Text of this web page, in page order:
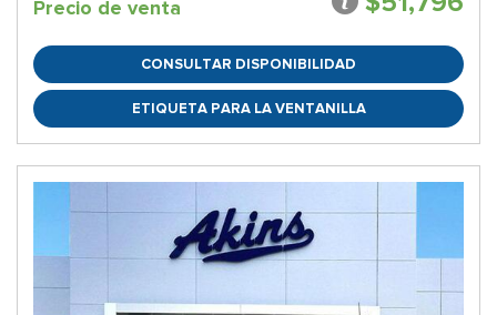
Precio de venta
CONSULTAR DISPONIBILIDAD
ETIQUETA PARA LA VENTANILLA